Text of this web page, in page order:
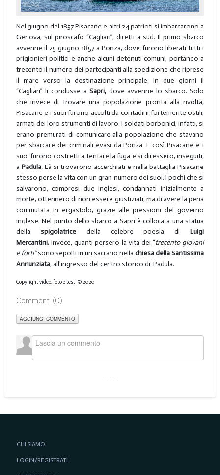
Nel giugno del 1857 Pisacane e altri 24 patrioti si imbarcarono a
Genova, sul piroscafo “Cagliari”, diretti a sud. Il primo sbarco
avvenne il 25 giugno 1857 a Ponza, dove furono liberati tutti i
prigionieri politici e anche alcuni detenuti comuni, portando a
trecento il numero dei partecipanti alla spedizione che riprese
il mare verso la destinazione principale. In due giorni il
“Cagliari” li condusse aSapri, dove avvenne lo sbarco. Solo
che invece di trovare una popolazione pronta alla rivolta,
Pisacane e i suoi furono accolti da contadini fortemente ostili,
armati dei loro strumenti di lavoro. I soldati borbonici, infatti, si
erano premurati di comunicare alla popolazione che stavano
per sbarcare dei criminali evasi da Ponza. E così Pisacane e i
suoi furono costretti a tentare la fuga e si diressero, inseguiti,
a Padula. Là si trovarono accerchiati e nella battaglia Pisacane
stesso perse la vita con un gran numero dei suoi. I pochi che si
salvarono, compresi due inglesi, condannati inizialmente a
morte, ottennero di non essere giustiziati, ma di avere la pena
commutata in ergastolo, grazie alle pressioni del governo
inglese. Nel punto dello sbarco a Sapri è collocata una statua
della spigolatrice della celebre poesia diLuigi
Mercantini.Invece, quanti persero la vita dei “trecento giovani
e forti”sono sepolti in un sacrario nellachiesa della Santissima
Annunziata, all'ingresso del centro storico di Padula.
Copyright video, foto e testi © 2020
Commenti (0)
AGGIUNGI COMMENTO
CHI SIAMO
LOGIN/REGISTRATI